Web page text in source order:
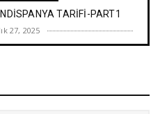
TARİFİ-PART1
27, 2025